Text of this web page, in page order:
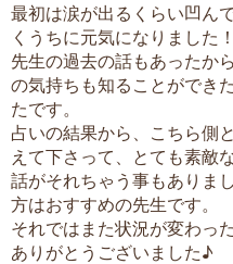
最初は涙が出るくらい凹ん
くうちに元気になりました！
先生の過去の話もあったか
の気持ちも知ることができ
たです。
占いの結果から、こちら側
えて下さって、とても素敵
話がそれちゃう事もありま
方はおすすめの先生です。
それではまた状況が変わっ
ありがとうございました♪